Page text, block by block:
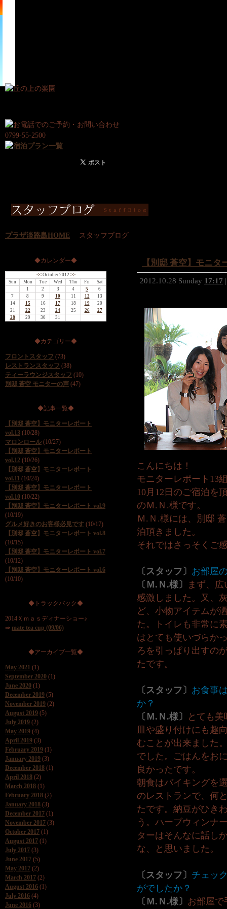
プラザ淡路島HOME スタッフブログ
◆カレンダー◆
<<October 2012 >>
Sun
Mon Tue Wed Thu Fri
Sat
1
2 3 4 5
6
7
8 9 10 11 12
13
14
15 16 17 18 19
20
21
22 23 24 25 26
27
28
29 30 31
◆カテゴリー◆
フロントスタッフ (73)
レストランスタッフ (38)
ティーラウンジスタッフ (10)
別邸 蒼空 モニターの声 (47)
◆記事一覧◆
【別邸 蒼空】モニターレポート
vol.13 (10/28)
マロンロール (10/27)
【別邸 蒼空】モニターレポート
vol.12 (10/26)
【別邸 蒼空】モニターレポート
vol.11 (10/24)
【別邸 蒼空】モニターレポート
vol.10 (10/22)
【別邸 蒼空】モニターレポート vol.9
(10/19)
グルメ好きのお客様必見です (10/17)
【別邸 蒼空】モニターレポート vol.8
(10/15)
【別邸 蒼空】モニターレポート vol.7
(10/12)
【別邸 蒼空】モニターレポート vol.6
(10/10)
◆トラックバック◆
2014Ｘｍａｓディナーショー♪
⇒ mate tea cup (09/06)
◆アーカイブ一覧◆
May 2021 (1)
September 2020 (1)
June 2020 (1)
December 2019 (5)
November 2019 (2)
August 2019 (5)
July 2019 (2)
May 2019 (4)
April 2019 (3)
February 2019 (1)
January 2019 (3)
December 2018 (1)
April 2018 (2)
March 2018 (1)
February 2018 (2)
January 2018 (3)
December 2017 (1)
November 2017 (3)
October 2017 (1)
August 2017 (1)
July 2017 (3)
June 2017 (5)
May 2017 (2)
March 2017 (2)
August 2016 (1)
July 2016 (4)
June 2016 (3)
【別邸 蒼空】モニタ
2012.10.28 Sunday 17:17
こんにちは！
モニターレポート13
10月12日のご宿泊を
のＭ.Ｎ.様です。
Ｍ.Ｎ.様には、別邸
泊頂きました。
それではさっそくご
〔スタッフ〕 お部屋
〔Ｍ.Ｎ.様〕
まず、
感激しました。又、
ど、小物アイテムが
た。トイレも非常に
はとても使いづらか
ろを引っぱり出すの
たです。
〔スタッフ〕 お食事
か？
〔Ｍ.Ｎ.様〕
とても
皿や盛り付けにも趣
むことが出来ました
でした。ごはんをお
良かったです。
朝食はバイキングを
のレストランで、何
たです。納豆がひき
う。ハーブウィンナ
ターはそんなに話し
な、と思いました。
〔スタッフ〕 チェッ
がでしたか？
〔Ｍ.Ｎ.様〕 お部屋で